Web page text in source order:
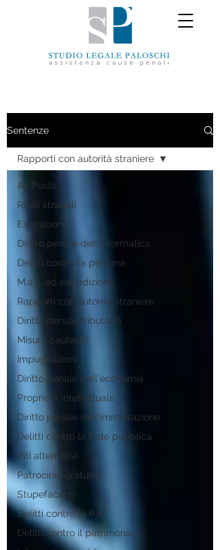
Sentenze
All Posts
Reati stradali
Esecuzione
Diritto penale dell'informatica
Delitti contro la persona
M.a.e. ed estradizione
Rapporti con autorità straniere
Diritto penale tributario
Misure cautelari
Impugnazioni
Diritto penale dell'economia
Proprietà intellettuale
Diritto penale dell'immigrazione
Delitti contro la fede pubblica
Riti alternativi
Patrocinio gratuito
Stupefacenti
Delitti contro la P.A.
Delitti contro il patrimonio
Rapporti con autorità straniere